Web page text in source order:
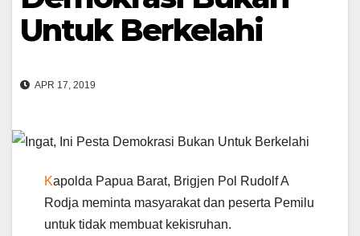
Untuk Berkelahi
APR 17, 2019
Kapolda Papua Barat, Brigjen Pol Rudolf A
Rodja meminta masyarakat dan peserta Pemilu
untuk tidak membuat kekisruhan.